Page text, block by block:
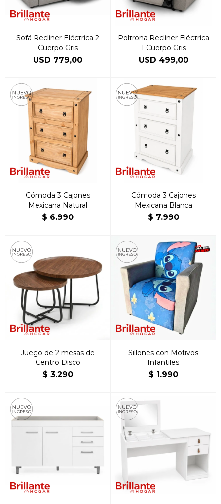
Sofá Recliner Eléctrica 2
Cuerpo Gris
USD 779,00
Poltrona Recliner Eléctrica
1 Cuerpo Gris
USD 499,00
Cómoda 3 Cajones
Mexicana Natural
$ 6.990
Cómoda 3 Cajones
Mexicana Blanca
$ 7.990
Juego de 2 mesas de
Centro Disco
$ 3.290
Sillones con Motivos
Infantiles
$ 1.990